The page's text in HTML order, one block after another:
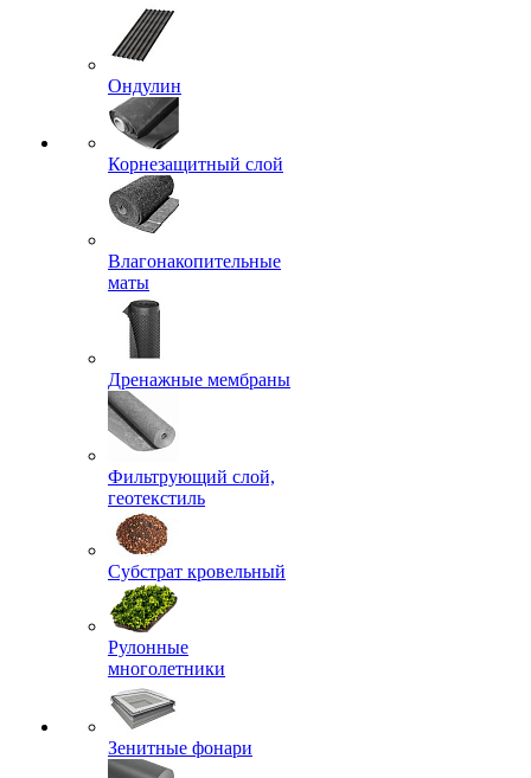
Ондулин
Корнезащитный слой
Влагонакопительные
маты
Дренажные мембраны
Фильтрующий слой,
геотекстиль
Субстрат кровельный
Рулонные
многолетники
Зенитные фонари